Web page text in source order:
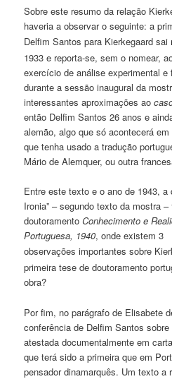
Sobre este resumo da relação
haveria a observar o seguinte: a
Delfim Santos para Kierkegaard sai
1933 e reporta-se, sem o nomear,
exercício de análise experimental e
durante a sessão inaugural da
interessantes aproximações ao
então Delfim Santos 26 anos e
alemão, algo que só acontecerá
que tenha usado a tradução
Mário de Alemquer, ou outra
Entre este texto e o ano de 1943, a
Ironia” – segundo texto da mostra
doutoramentoConhecimento e
Portuguesa, 1940, onde existem 3
observaçõesimportantessobre
primeira tese de doutoramento
obra?
Por fim, no parágrafo de Elisabete
conferência de Delfim Santos
atestada documentalmente em
que terá sido a primeira que em
pensador dinamarquês. Um texto a